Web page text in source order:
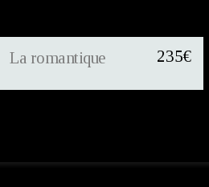
La romantique 235€